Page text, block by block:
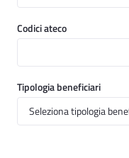
Codici ateco
Tipologia beneficiari